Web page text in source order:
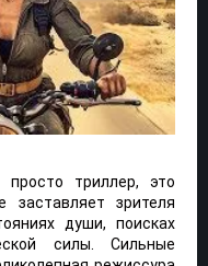
триллер, это
заставляет зрителя
души, поисках
силы. Сильные